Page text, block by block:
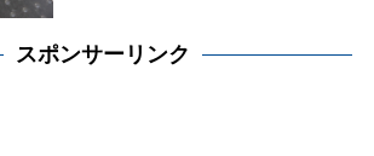
スポンサーリンク